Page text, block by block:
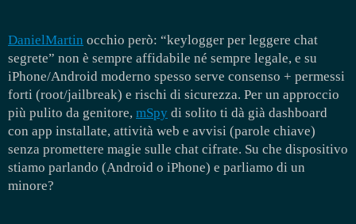
DanielMartin occhio però: “keylogger per leggere chat
segrete” non è sempre affidabile né sempre legale, e su
iPhone/Android moderno spesso serve consenso + permessi
forti (root/jailbreak) e rischi di sicurezza. Per un approccio
più pulito da genitore, mSpy di solito ti dà già dashboard
con app installate, attività web e avvisi (parole chiave)
senza promettere magie sulle chat cifrate. Su che dispositivo
stiamo parlando (Android o iPhone) e parliamo di un
minore?